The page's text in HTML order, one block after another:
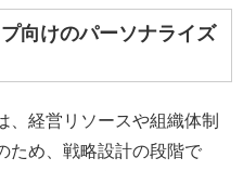
向けのパーソナライズ
、経営リソースや組織体制
ため、戦略設計の段階で